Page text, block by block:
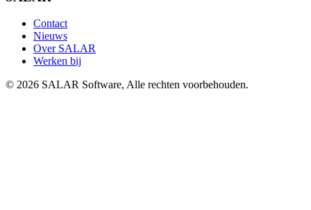
Contact
Nieuws
Over SALAR
Werken bij
© 2026 SALAR Software, Alle rechten voorbehouden.